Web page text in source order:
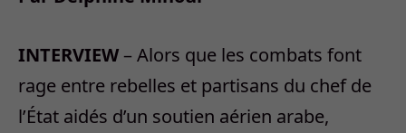
INTERVIEW – Alors que les combats font
rage entre rebelles et partisans du chef de
l’État aidés d’un soutien aérien arabe,